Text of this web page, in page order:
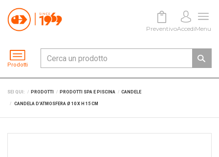
Prodotti
PreventivoAccediMenu
SEI QUI: PRODOTTI PRODOTTI SPA E PISCINA CANDELE
CANDELA D'ATMOSFERA Ø 10 X H 15 CM